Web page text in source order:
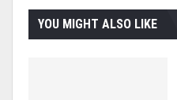
YOU MIGHT ALSO LIKE